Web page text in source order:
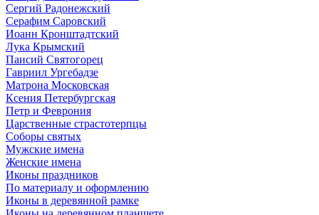
Сергий Радонежский
Серафим Саровский
Иоанн Кронштадтский
Лука Крымский
Паисий Святогорец
Гавриил Ургебадзе
Матрона Московская
Ксения Петербургская
Петр и Феврония
Царственные страстотерпцы
Соборы святых
Мужские имена
Женские имена
Иконы праздников
По материалу и оформлению
Иконы в деревянной рамке